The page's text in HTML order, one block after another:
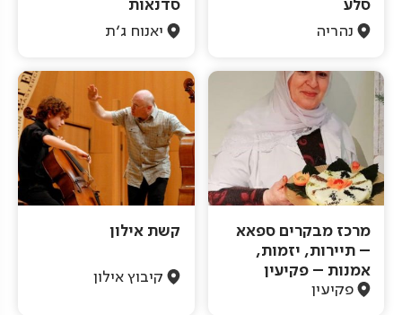
סלע
נהריה
סדנאות
יאנוח ג'ת
מרכז מבקרים ספאא
– תיירות, יזמות,
אמנות – פקיעין
פקיעין
קשת אילון
קיבוץ אילון